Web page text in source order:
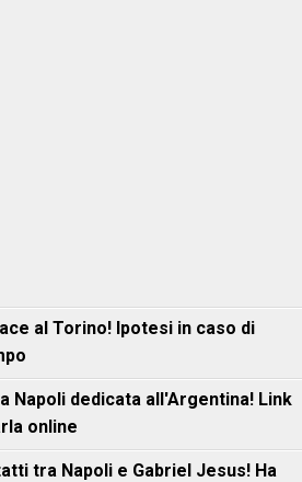
al Torino! Ipotesi in caso di
Napoli dedicata all'Argentina! Link
online
tra Napoli e Gabriel Jesus! Ha